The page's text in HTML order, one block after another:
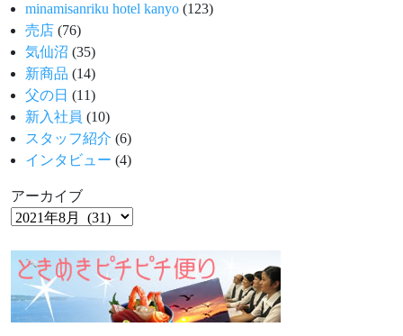
minamisanriku hotel kanyo (123)
売店 (76)
気仙沼 (35)
新商品 (14)
父の日 (11)
新入社員 (10)
スタッフ紹介 (6)
インタビュー (4)
アーカイブ